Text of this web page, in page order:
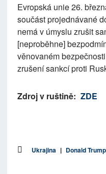
Evropská unie 26.
součást projednávané
nemá v úmyslu zrušit
[neproběhne]
věnovaném
zrušení sankcí proti
Zdroj v ruštině: ZDE
Ukrajina | Donald Trump